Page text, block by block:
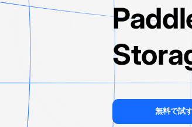
Renta Marketing ETL
Create secure data pipelines to any
Facebook Ads
無料で試